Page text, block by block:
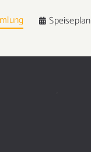
Speiseplan